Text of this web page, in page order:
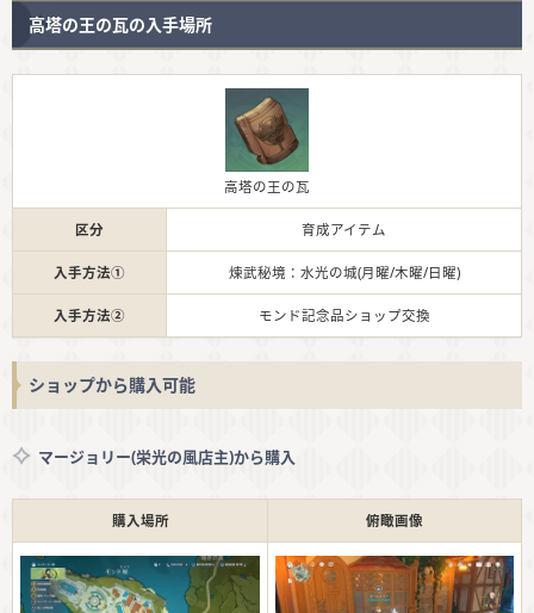
高塔の王の瓦の入手場所
高塔の王の瓦
区分 育成アイテム
入手方法① 煉武秘境：水光の城(月曜/木曜/日曜)
入手方法② モンド記念品ショップ交換
ショップから購入可能
マージョリー(栄光の風店主)から購入
購入場所 俯瞰画像